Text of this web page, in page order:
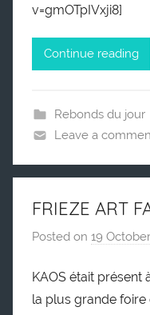
v=gmOTpIVxji8]
Continue reading
Rebonds du jour
Leave a
FRIEZE ART
Posted on 19
KAOS était présent
la plus grande foire